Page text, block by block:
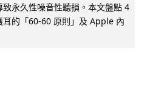
永久性噪音性聽損。本文盤點 4
的「60-60 原則」及 Apple 內